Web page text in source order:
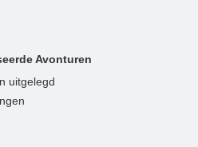
Avonturen
uitgelegd